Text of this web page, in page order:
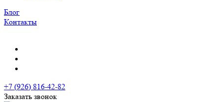
Блог
Контакты
+7 (926) 816-42-82
Заказать звонок